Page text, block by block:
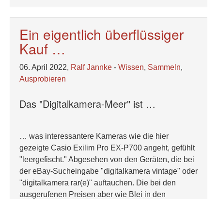
Ein eigentlich überflüssiger
Kauf …
06. April 2022, Ralf Jannke - Wissen, Sammeln,
Ausprobieren
Das "Digitalkamera-Meer" ist …
… was interessantere Kameras wie die hier
gezeigte Casio Exilim Pro EX-P700 angeht, gefühlt
"leergefischt." Abgesehen von den Geräten, die bei
der eBay-Sucheingabe "digitalkamera vintage" oder
"digitalkamera rar(e)" auftauchen. Die bei den
ausgerufenen Preisen aber wie Blei in den